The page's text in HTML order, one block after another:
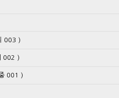
003 )
002 )
001 )